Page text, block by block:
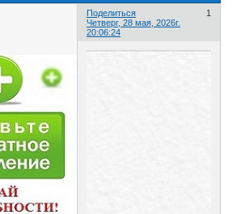
Поделиться
1
Четверг, 28 мая, 2026г.
20:06:24